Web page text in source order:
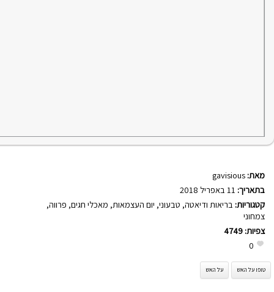
מאת: gavisious
בתאריך:
קטגוריות: בריאות ודיאטה, טבעוני, יום העצמאות, מאכלי חגים, פרווה,
צמחוני
צפיות: 4749
0
טופו על האש על האש